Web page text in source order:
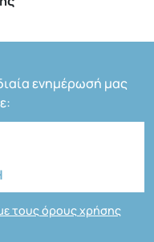
ενημέρωσή μας
τους όρους χρήσης